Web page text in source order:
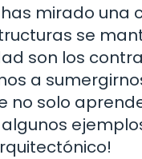
has mirado
se
son los
a
no solo